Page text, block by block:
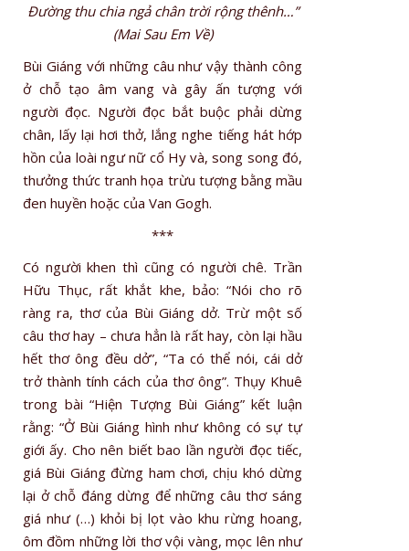
Đường thu chia ngả chân trời rộng thênh…”
(Mai Sau Em Về)
Bùi Giáng với những câu như vậy thành công
ở chỗ tạo âm vang và gây ấn tượng với
người đọc. Người đọc bắt buộc phải dừng
chân, lấy lại hơi thở, lắng nghe tiếng hát hớp
hồn của loài ngư nữ cổ Hy và, song song đó,
thưởng thức tranh họa trừu tượng bằng mầu
đen huyền hoặc của Van Gogh.
***
Có người khen thì cũng có người chê. Trần
Hữu Thục, rất khắt khe, bảo: “Nói cho rõ
ràng ra, thơ của Bùi Giáng dở. Trừ một số
câu thơ hay – chưa hẳn là rất hay, còn lại hầu
hết thơ ông đều dở”, “Ta có thể nói, cái dở
trở thành tính cách của thơ ông”. Thụy Khuê
trong bài “Hiện Tượng Bùi Giáng” kết luận
rằng: “Ở Bùi Giáng hình như không có sự tự
giới ấy. Cho nên biết bao lần người đọc tiếc,
giá Bùi Giáng đừng ham chơi, chịu khó dừng
lại ở chỗ đáng dừng để những câu thơ sáng
giá như (…) khỏi bị lọt vào khu rừng hoang,
ôm đồm những lời thơ vội vàng, mọc lên như